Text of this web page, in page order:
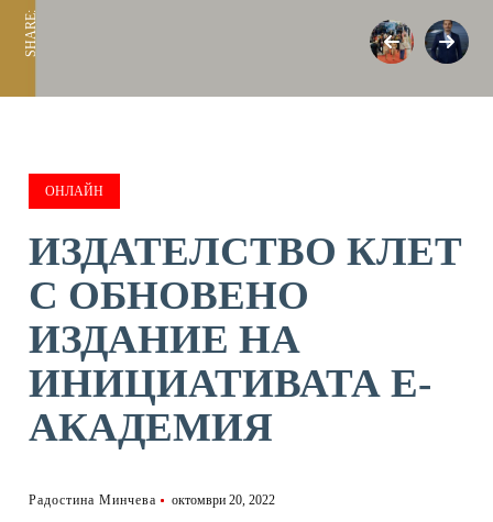
SHARE:
ОНЛАЙН
ИЗДАТЕЛСТВО КЛЕТ
С ОБНОВЕНО
ИЗДАНИЕ НА
ИНИЦИАТИВАТА Е-
АКАДЕМИЯ
Радостина Минчева октомври 20, 2022